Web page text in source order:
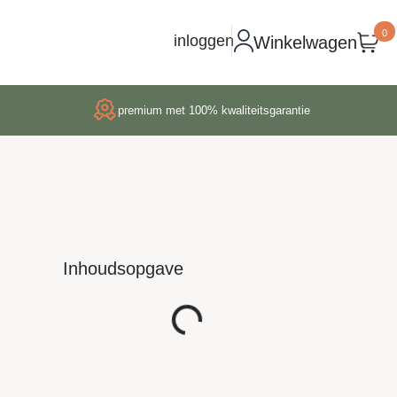
inloggen Winkelwagen 0
premium met 100% kwaliteitsgarantie
Inhoudsopgave